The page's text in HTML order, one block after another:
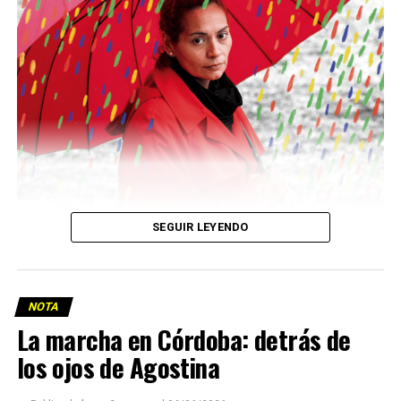
Descargar la Mu en PDF
Viaje a la vida en el Delta: Y la nave
SEGUIR LEYENDO
NOTA
La marcha en Córdoba: detrás de
los ojos de Agostina